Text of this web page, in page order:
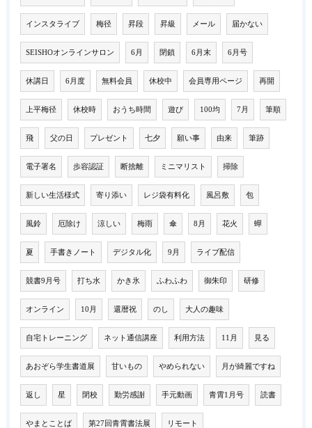
インスタライブ 梅径 昇段 昇級 メール 届かない
SEISHOオンラインサロン 6月 閉鎖 6月末 6月号
休講日 6月度 無料会員 休校中 会員専用ページ 再開
上平梅径 休校時 おうち時間 遊び 100均 7月 筆順
飛 父の日 プレゼント 七夕 願い事 由来 筆跡
電子署名 歩容認証 断捨離 ミニマリスト 掃除
新しい生活様式 寄り添い レジ袋有料化 風呂敷 包
風鈴 厄除け 涼しい 梅雨 傘 8月 花火 蟬
夏 手書きノート デジタル化 9月 ライブ配信
競書9月号 打ち水 かき氷 ふわふわ 御朱印 研修
オンライン 10月 還暦祝 のし 大人の趣味
自宅トレーニング ネット通信講座 利用方法 11月 見る
あおぞら学生書道展 甘いもの やめられない 月が綺麗ですね
返し 星 閉校 勤労感謝 手元動画 青霄1月号 読書
やまとことば 第27回青霄書法展 リモート